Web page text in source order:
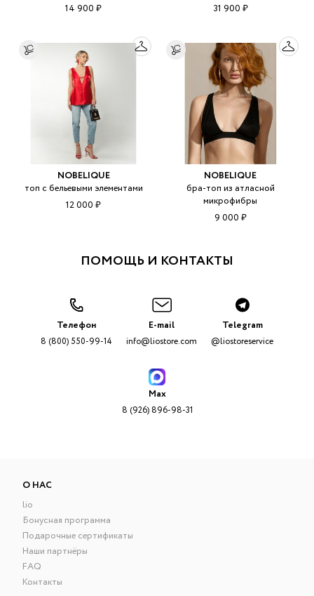
14 900 ₽
31 900 ₽
NOBELIQUE
топ с бельевыми элементами
12 000 ₽
NOBELIQUE
бра-топ из атласной
микрофибры
9 000 ₽
ПОМОЩЬ И КОНТАКТЫ
Телефон
8 (800) 550-99-14
E-mail
info@liostore.com
Telegram
@liostoreservice
Max
8 (926) 896-98-31
О НАС
lio
Бонусная программа
Подарочные сертификаты
Наши партнёры
FAQ
Контакты